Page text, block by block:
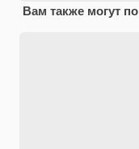
Вам также могут